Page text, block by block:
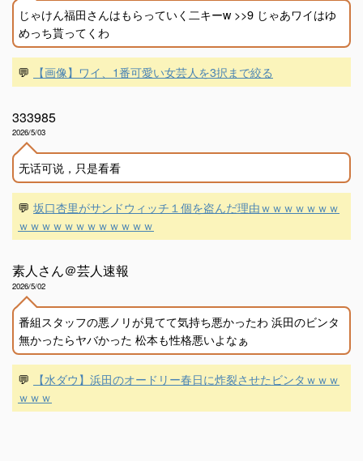
じゃけん福田さんはもらっていく二キーw >>9 じゃあワイはゆ
めっち貰ってくわ
💬 【画像】ワイ、1番可愛い女芸人を3択まで絞る
333985
2026/5/03
无话可说，只是看看
💬 坂口杏里がサンドウィッチ１個を盗んだ理由ｗｗｗｗｗｗｗ
ｗｗｗｗｗｗｗｗｗｗｗｗ
素人さん＠芸人速報
2026/5/02
番組スタッフの悪ノリが見てて気持ち悪かったわ 浜田のビンタ
無かったらヤバかった 松本も性格悪いよなぁ
💬
【水ダウ】浜田のオードリー春日に炸裂させたビンタｗｗｗ
ｗｗｗ